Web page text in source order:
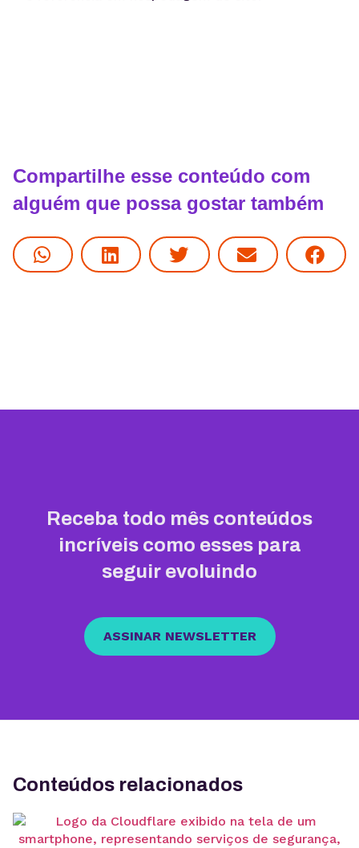
Compartilhe esse conteúdo com
alguém que possa gostar também
Receba todo mês conteúdos
incríveis como esses para
seguir evoluindo
ASSINAR NEWSLETTER
Conteúdos relacionados